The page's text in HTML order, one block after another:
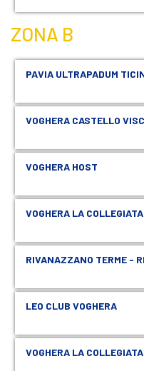
ZONA B
PAVIA ULTRAPADUM
VOGHERA CASTELLO
VOGHERA HOST
VOGHERA LA COLLEGIATA
RIVANAZZANO TERME -
LEO CLUB VOGHERA
VOGHERA LA